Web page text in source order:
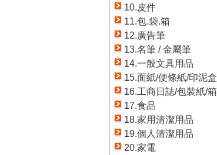
10.皮件
11.包.袋.箱
12.廣告筆
13.名筆 / 金屬筆
14.一般文具用品
15.面紙/便條紙/印泥盒
16.工商日誌/包裝紙/箱
17.食品
18.家用清潔用品
19.個人清潔用品
20.家電